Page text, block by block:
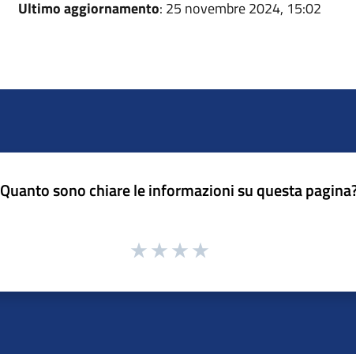
Ultimo aggiornamento: 25 novembre 2024, 15:02
Quanto sono chiare le informazioni su questa